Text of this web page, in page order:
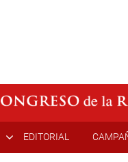
EDITORIAL